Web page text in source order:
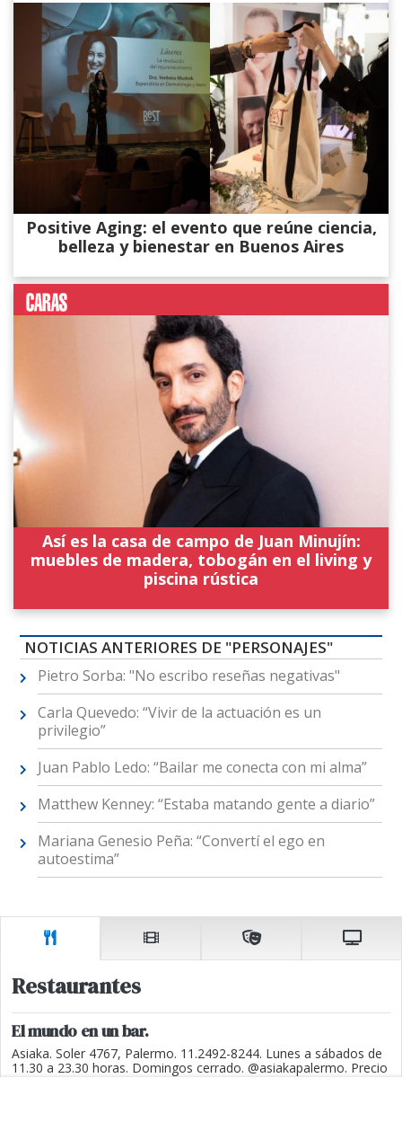
Positive Aging: el evento que reúne ciencia,
belleza y bienestar en Buenos Aires
Así es la casa de campo de Juan Minujín:
muebles de madera, tobogán en el living y
piscina rústica
NOTICIAS ANTERIORES DE "PERSONAJES"
Pietro Sorba: "No escribo reseñas negativas"
Carla Quevedo: “Vivir de la actuación es un
privilegio”
Juan Pablo Ledo: “Bailar me conecta con mi alma”
Matthew Kenney: “Estaba matando gente a diario”
Mariana Genesio Peña: “Convertí el ego en
autoestima”
Restaurantes
El mundo en un bar.
Asiaka. Soler 4767, Palermo. 11.2492-8244. Lunes a sábados de
11.30 a 23.30 horas. Domingos cerrado. @asiakapalermo. Precio